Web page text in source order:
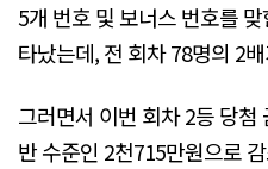
5개 번호 및 보너스 번호를
타났는데, 전 회차 78명의 2
그러면서 이번 회차 2등 당
반 수준인 2천715만원으로